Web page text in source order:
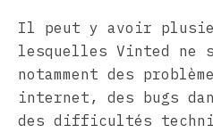
Il peut y avoir
lesquelles Vinted ne
notamment des
internet, des bugs
des difficultés